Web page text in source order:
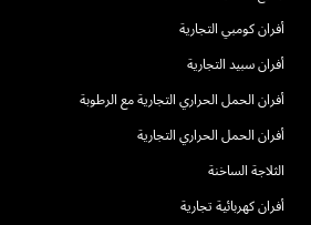
أفران كومبي التجارية
أفران سبيد التجارية
أفران الحمل الحراري التجارية مع الرطوبة
أفران الحمل الحراري التجارية
الثلاجة الساخنة
أفران كهربائية تجارية